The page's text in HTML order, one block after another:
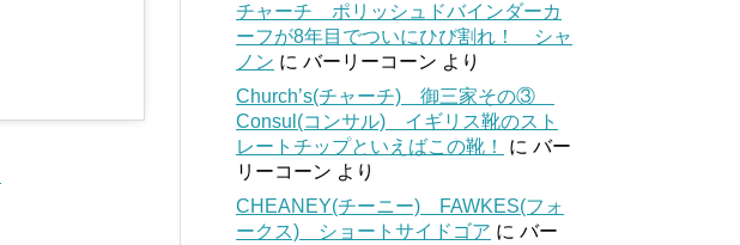
チャーチ ポリッシュドバインダーカ
ーフが8年目でついにひび割れ！ シャ
ノン に バーリーコーン より
Church’s(チャーチ) 御三家その③
Consul(コンサル) イギリス靴のスト
レートチップといえばこの靴！
に バー
リーコーン より
CHEANEY(チーニー) FAWKES(フォ
ークス) ショートサイドゴア に バー